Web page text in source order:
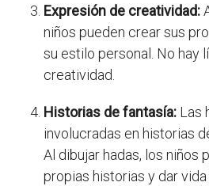
Expresión de creatividad:
niños pueden crear sus
su estilo personal. No hay
creatividad.
Historias de fantasía: Las
involucradas en historias
Al dibujar hadas, los niños
propias historias y dar